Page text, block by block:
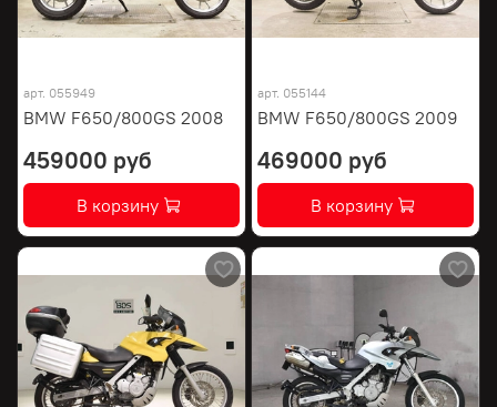
арт. 055949
BMW F650/800GS 2008
459000 руб
В корзину
арт. 055144
BMW F650/800GS 2009
469000 руб
В корзину